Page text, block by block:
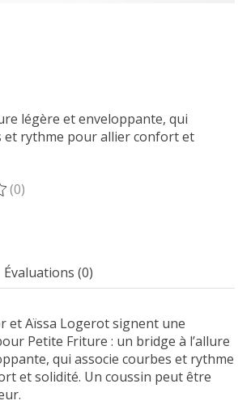
légère et enveloppante, qui
et rythme pour allier confort et
à
(0)
Évaluations (0)
et Aïssa Logerot signent une
Petite Friture : un bridge à l’allure
qui associe courbes et rythme
et solidité. Un coussin peut être